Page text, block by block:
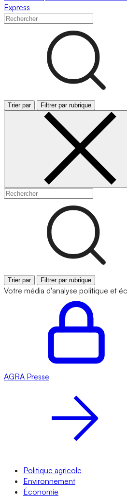
Express
Trier par Filtrer par rubrique
Trier par Filtrer par rubrique
Votre média d'analyse politique et
AGRA Presse
Politique agricole
Environnement
Économie